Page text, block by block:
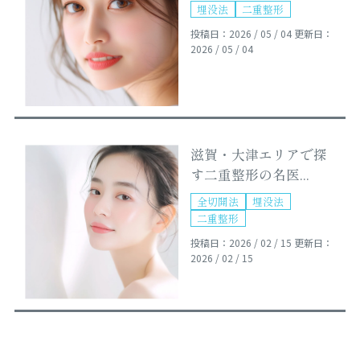
埋没法 二重整形
投稿日：2026 / 05 / 04 更新日：
2026 / 05 / 04
滋賀・大津エリアで探
す二重整形の名医...
全切開法
埋没法
二重整形
投稿日：2026 / 02 / 15 更新日：
2026 / 02 / 15